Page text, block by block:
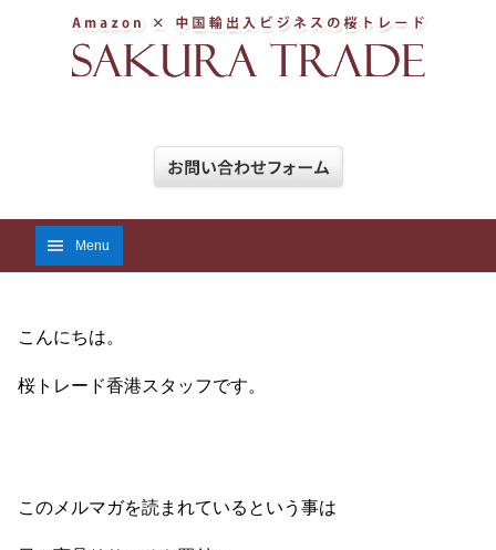
Menu
こんにちは。
桜トレード香港スタッフです。
このメルマガを読まれているという事は